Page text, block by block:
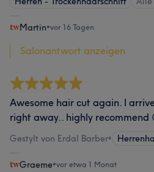
Martin•vor 16 Tagen
Salonantwort anzeigen
Awesome hair cut again. I
right away.. highly recommend
Gestylt von Erdal Barber•
Graeme•vor etwa 1 Monat